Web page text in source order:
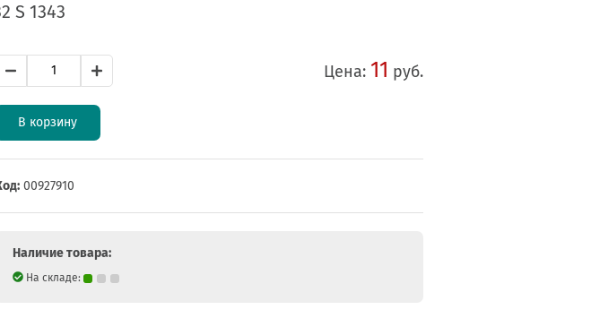
S 1343
Цена: 11 руб.
В корзину
00927910
Наличие товара:
На складе: